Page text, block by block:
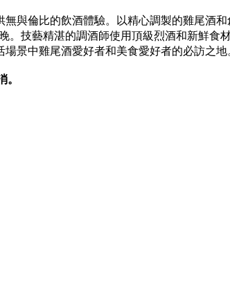
與倫比的飲酒體驗。以精心調製的雞尾
。技藝精湛的調酒師使用頂級烈酒和新鮮
景中雞尾酒愛好者和美食愛好者的必訪之地